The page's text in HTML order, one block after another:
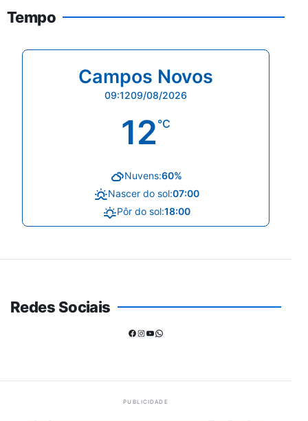
Tempo
Campos Novos
09:1209/08/2026
12 °C
Nuvens:60%
Nascer do sol:07:00
Pôr do sol:18:00
Redes Sociais
Facebook
Instagram
Youtube
WhatsApp
PUBLICIDADE